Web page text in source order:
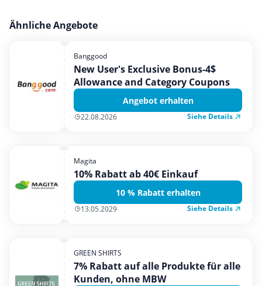
Ähnliche Angebote
Banggood
New User's Exclusive Bonus-4$
Allowance and Category Coupons
Angebot erhalten
22.08.2026 Siehe Details
Magita
10% Rabatt ab 40€ Einkauf
10 % Rabatt erhalten
13.05.2029 Siehe Details
GREEN SHIRTS
7% Rabatt auf alle Produkte für alle
Kunden, ohne MBW